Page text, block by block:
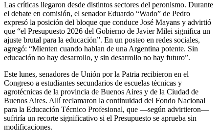
Las críticas llegaron desde distintos sectores del peronismo. Durante
el debate en comisión, el senador Eduardo “Wado” de Pedro
expresó la posición del bloque que conduce José Mayans y advirtió
que “el Presupuesto 2026 del Gobierno de Javier Milei significa un
ajuste brutal para la educación”. En un posteo en redes sociales,
agregó: “Mienten cuando hablan de una Argentina potente. Sin
educación no hay desarrollo, y sin desarrollo no hay futuro”.
Este lunes, senadores de Unión por la Patria recibieron en el
Congreso a estudiantes secundarios de escuelas técnicas y
agrotécnicas de la provincia de Buenos Aires y de la Ciudad de
Buenos Aires. Allí reclamaron la continuidad del Fondo Nacional
para la Educación Técnico Profesional, que —según advirtieron—
sufriría un recorte significativo si el Presupuesto se aprueba sin
modificaciones.